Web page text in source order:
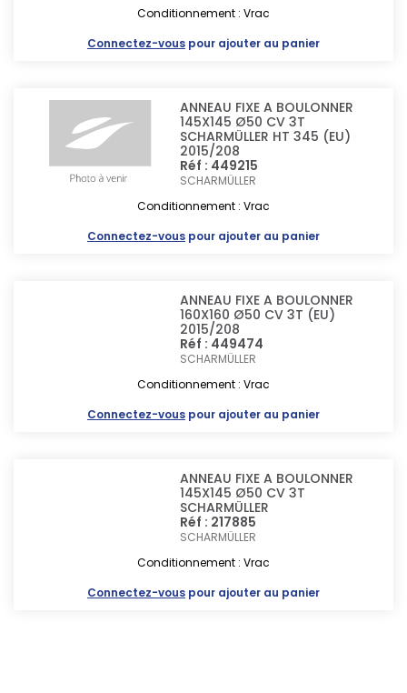
Conditionnement : Vrac
Connectez-vous pour ajouter au panier
ANNEAU FIXE A BOULONNER
145X145 Ø50 CV 3T
SCHARMÜLLER HT 345 (EU)
2015/208
Réf : 449215
SCHARMÜLLER
Conditionnement : Vrac
Connectez-vous pour ajouter au panier
ANNEAU FIXE A BOULONNER
160X160 Ø50 CV 3T (EU)
2015/208
Réf : 449474
SCHARMÜLLER
Conditionnement : Vrac
Connectez-vous pour ajouter au panier
ANNEAU FIXE A BOULONNER
145X145 Ø50 CV 3T
SCHARMÜLLER
Réf : 217885
SCHARMÜLLER
Conditionnement : Vrac
Connectez-vous pour ajouter au panier